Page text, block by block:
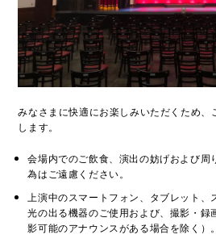
みなさまに快適にお楽しみいただくため、
します。
会場内でのご飲食、演出の妨げおよび周
為はご遠慮ください。
上演中のスマートフォン、タブレット
光の出る機器のご使用および、撮影・録
影可能のアナウンスがある場合を除く）。